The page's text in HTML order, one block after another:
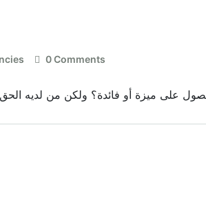
0 Comments
على ميزة أو فائدة؟ ولكن من لديه